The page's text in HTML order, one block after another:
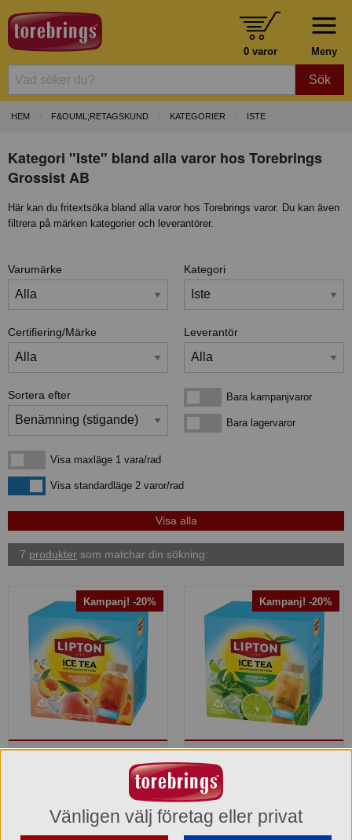
Meny
0 varor
Sök
HEM F&OUML;RETAGSKUND KATEGORIER ISTE
Kategori "Iste" bland alla varor hos Torebrings
Grossist AB
Här kan du fritextsöka bland alla varor hos Torebrings varor. Du kan även
filtrera på märken kategorier och leverantörer.
Varumärke Kategori
Certifiering/Märke Leverantör
Sortera efter Bara kampanjvarorBara kampanjvaror
Bara lagervarorBara lagervaror
Visa maxläge 1 vara/rad
Visa maxläge 1 vara/rad
Visa standardlägeVisa standardläge 2 varor/rad
7 produkter som matchar din sökning:
Kampanj! -20%
Ice Tea Lipton Black Tea
Peach Zero Sugar
28,16 kr
Del av förpackning =10x3,5g
Kampanj! -20%
Ice Tea Lipton Green Tea
Citrus Mint Zero Sugar
28,16 kr
Del av förpackning =10x3,5g
Vänligen välj företag eller privat